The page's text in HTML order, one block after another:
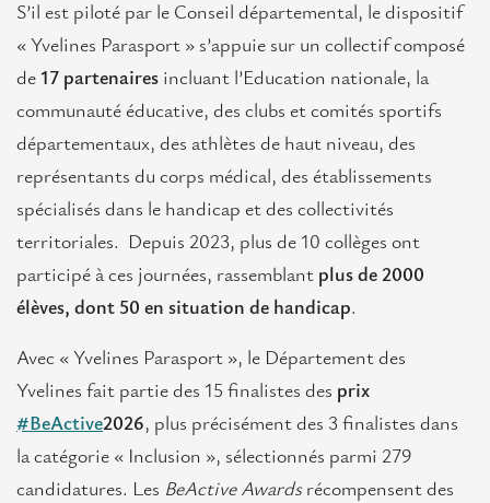
S’il est piloté par le Conseil départemental, le dispositif
« Yvelines Parasport » s’appuie sur un collectif composé
de 17 partenaires incluant l’Education nationale, la
communauté éducative, des clubs et comités sportifs
départementaux, des athlètes de haut niveau, des
représentants du corps médical, des établissements
spécialisés dans le handicap et des collectivités
territoriales. Depuis 2023, plus de 10 collèges ont
participé à ces journées, rassemblant plus de 2000
élèves, dont 50 en situation de handicap.
Avec « Yvelines Parasport », le Département des
Yvelines fait partie des 15 finalistes des prix
#BeActive2026, plus précisément des 3 finalistes dans
la catégorie « Inclusion », sélectionnés parmi 279
candidatures. Les BeActive Awardsrécompensent des